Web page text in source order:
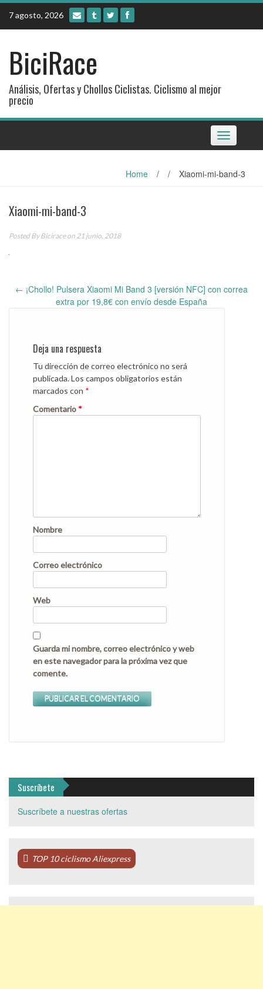
Skip
content
7 agosto, 2026
BiciRace
Análisis, Ofertas y Chollos Ciclistas. Ciclismo al mejor
precio
Toggle
navigation
Home / / Xiaomi-mi-band-3
Xiaomi-mi-band-3
Posted ByBiciraceon 21 junio, 2018
navigation
← ¡Chollo! Pulsera Xiaomi Mi Band 3 [versión NFC] con correa
extra por 19,8€ con envío desde España
Deja una respuesta
Tu dirección de correo electrónico no será
publicada.Los campos obligatorios están
marcados con *
Comentario *
Nombre
Correo electrónico
Web
Guarda mi nombre, correo electrónico y web
en este navegador para la próxima vez que
comente.
Suscríbete
Suscríbete a nuestras ofertas
TOP 10 ciclismo Aliexpress